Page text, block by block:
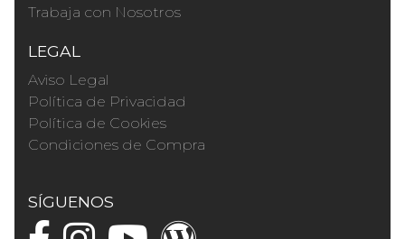
Trabaja con Nosotros
LEGAL
Aviso Legal
Política de Privacidad
Política de Cookies
Condiciones de Compra
SÍGUENOS